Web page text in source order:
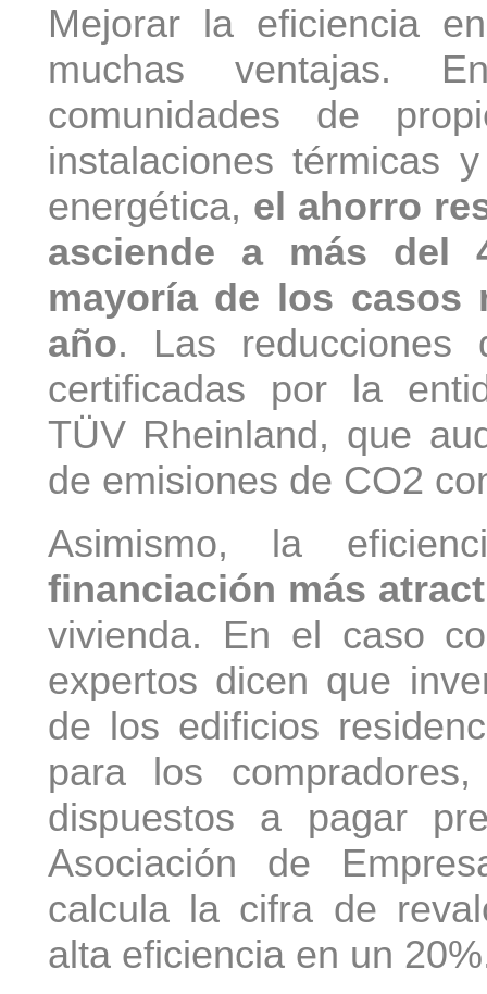
Mejorar la eficiencia
muchas ventajas.
comunidades de
instalaciones térmicas
energética, el ahorro
asciende a más del
mayoría de los casos
año. Las
certificadas por la
TÜV Rheinland, que
de emisiones de CO2
Asimismo, la
financiación más
vivienda. En el caso
expertos dicen que
de los edificios
para los
dispuestos a pagar
Asociación de
calcula la cifra de
alta eficiencia en un